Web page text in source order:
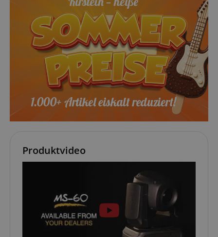
Produktvideo
apay-session-set
Amazon.com Inc.
www.kirstein.de
CookieScriptConsent
CookieScript
.kirstein.de
.amazon.com
Google-
Datenschutzerklärung